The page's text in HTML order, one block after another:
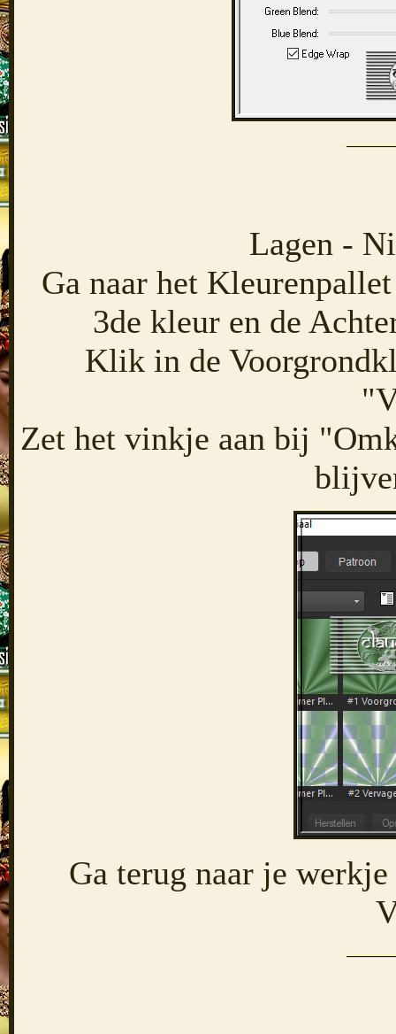
Lagen -
Ga naar het
3de kleur en de
Klik in de
Zet het vinkje aan bij
Ga terug naar je